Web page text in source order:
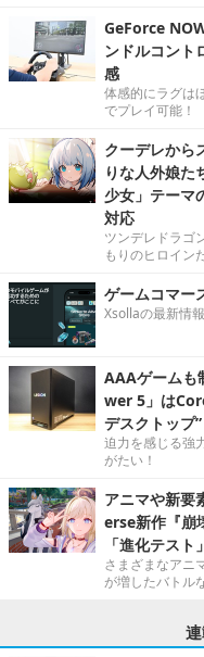
GeForce
ンドルコント
感
体感的にラグは
でプレイ可能！
クーデレから
りな人外娘た
少女」テーマ
対応
ツンデレドラゴ
もりのヒロイン
ゲームコマー
Xsollaの最新情
AAAゲームも
wer 5」は
デスクトップ”
迫力を感じる強
がたい！
アニマや新要
erse新作『崩
「進化テスト
さまざまなアニ
が増したバトル